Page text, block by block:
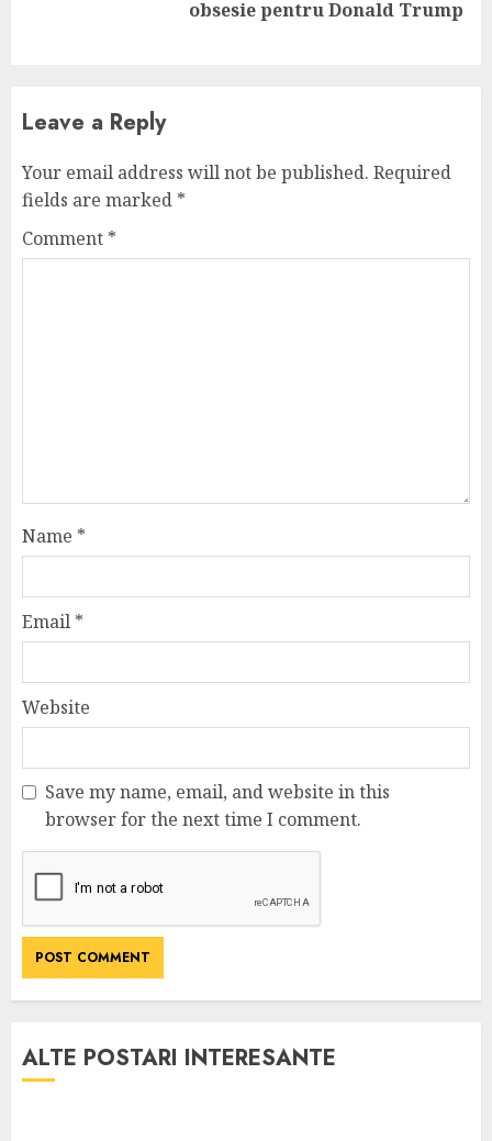
obsesie pentru Donald Trump
Leave a Reply
Your email address will not be published. Required
fields are marked *
Comment *
Name *
Email *
Website
Save my name, email, and website in this
browser for the next time I comment.
ALTE POSTARI INTERESANTE